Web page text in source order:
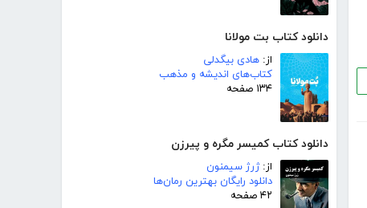
دانلود کتاب بت مولانا
از: هادی بیگدلی
کتاب‌های اندیشه و مذهب
۱۳۴ صفحه
دانلود کتاب کمیسر مگره و پیرزن
از:ژرژ سیمنون
دانلود رایگان بهترین رمان‌ها
۴۲ صفحه